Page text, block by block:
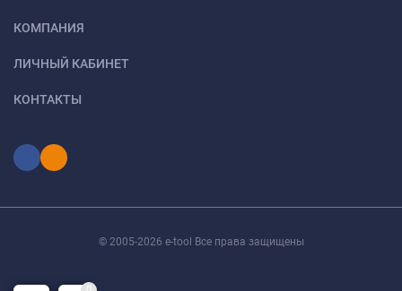
КОМПАНИЯ
ЛИЧНЫЙ КАБИНЕТ
КОНТАКТЫ
© 2005-2026 e-tool Все права защищены